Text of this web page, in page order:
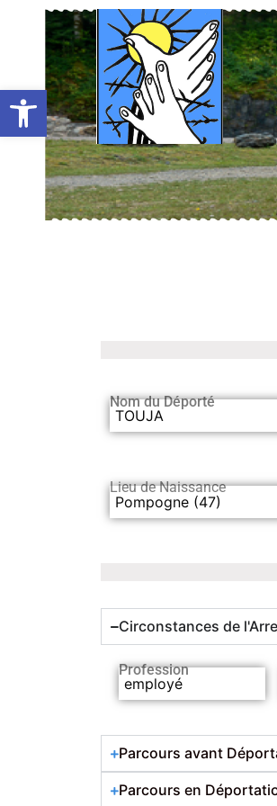
Ouvrir la barre d’outils
Nom du Déporté
TOUJA
Lieu de Naissance
Pompogne (47)
Circonstances de
Profession
employé
Parcours avant
Parcours en